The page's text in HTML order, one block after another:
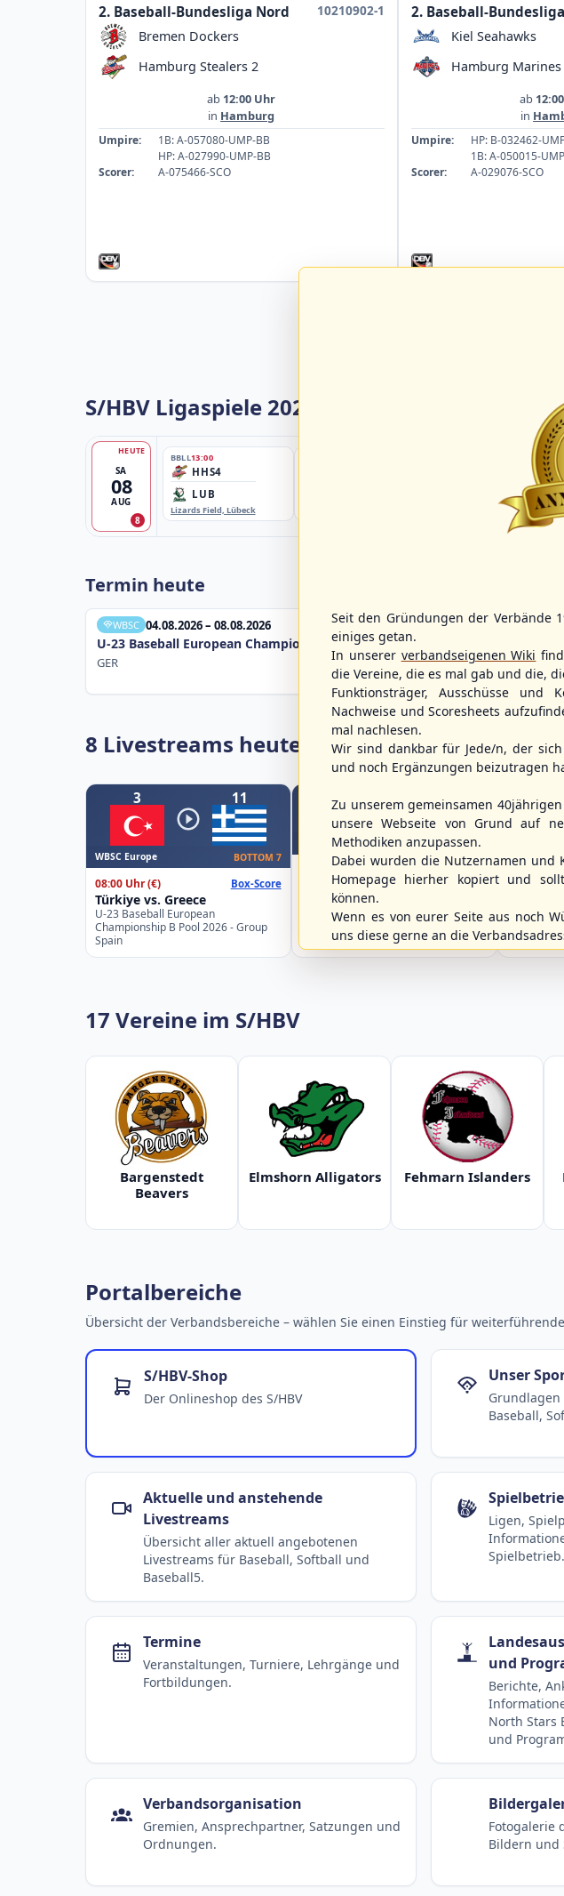
2. Baseball-Bundesliga Nord
10210902-1
Bremen Dockers
Hamburg Stealers 2
ab 12:00 Uhr
in Hamburg
Umpire:
1B: A-057080-UMP-BB
HP: A-027990-UMP-BB
Scorer:
A-075466-SCO
2. Baseball-
Kiel Seahawks
Hamburg Marines
ab
in
Umpire:
HP: B-032462-
1B: A-050015-
Scorer:
A-029076-SCO
S/HBV Ligaspiele 2026
SA
08
AUG
HEUTE
8
BBLL13:00
HHS4
LUB
Lizards Field, Lübeck Sportplatz Am Elisenhain,
Termin heute
WBSC 04.08.2026 – 08.08.2026
U-23 Baseball European Championship B Pool 2026 - Group Germany
GER
8 Livestreams heute
3 11
WBSC Europe BOTTOM 7
08:00 Uhr(€) Box-Score
Türkiye vs. Greece
U-23 Baseball European
Championship B Pool 2026 - Group
Spain
WBSC Europe
11:30 Uhr(€) Box-Score
Slovakia vs. Switzerland
U-23 Baseball European
Championship B Pool 2026 - Group
12:00 Uhr
2.
17 Vereine im S/HBV
Bargenstedt
Beavers
Elmshorn Alligators Fehmarn Islanders
Portalbereiche
Übersicht der Verbandsbereiche – wählen Sie einen Einstieg für
S/HBV-Shop
Der Onlineshop des S/HBV
Unser
Baseball,
Aktuelle und anstehende
Livestreams
Übersicht aller aktuell angebotenen
Livestreams für Baseball, Softball und
Baseball5.
Ligen,
Spielbetrieb.
Termine
Veranstaltungen, Turniere, Lehrgänge und
Fortbildungen.
und
Berichte,
North Stars
und
Verbandsorganisation
Gremien, Ansprechpartner, Satzungen und
Ordnungen.
Fotogalerie
Bildern und
Seit den Gründungen der Verbände
einiges getan.
In unserer verbandseigenen Wiki
die Vereine, die es mal gab und die,
Funktionsträger, Ausschüsse und
Nachweise und Scoresheets
mal nachlesen.
Wir sind dankbar für Jede/n, der
und noch Ergänzungen beizutragen
Zu unserem gemeinsamen
unsere Webseite von Grund auf
Methodiken anzupassen.
Dabei wurden die Nutzernamen und
Homepage hierher kopiert und
können.
Wenn es von eurer Seite aus noch
uns diese gerne an die